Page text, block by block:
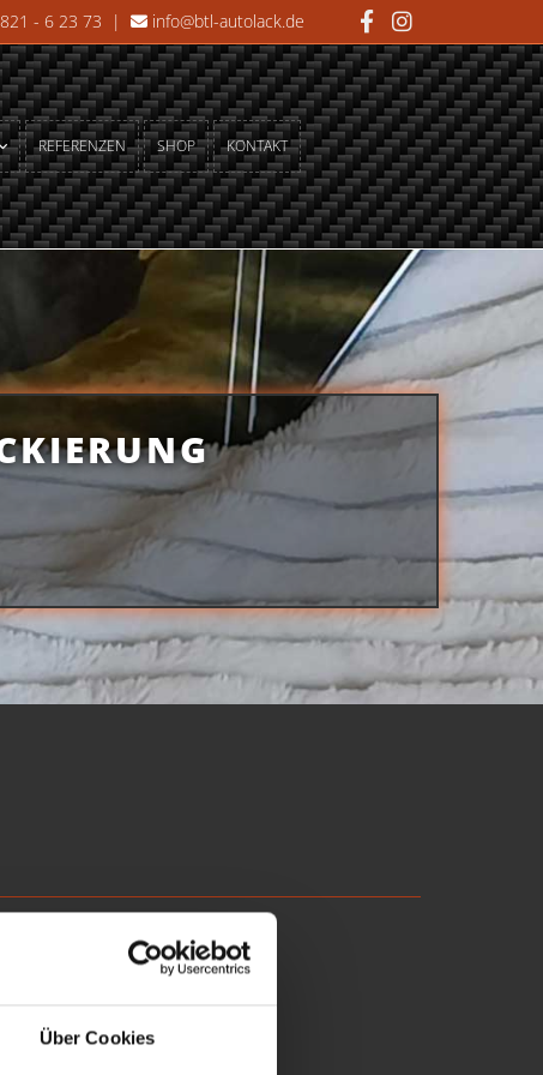
Über Cookies
- 6 23 73 |  info@btl-autolack.de
REFERENZEN SHOP KONTAKT